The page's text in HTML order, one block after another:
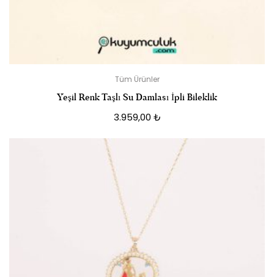
Tüm Ürünler
Yeşil Renk Taşlı Su Damlası İpli Bileklik
3.959,00 ₺